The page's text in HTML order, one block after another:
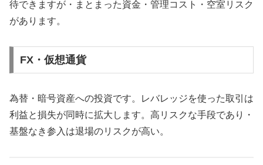
待できますが・まとまった資金・管理コスト・空室リスク
があります。
FX・仮想通貨
為替・暗号資産への投資です。レバレッジを使った取引は
利益と損失が同時に拡大します。高リスクな手段であり・
基盤なき参入は退場のリスクが高い。